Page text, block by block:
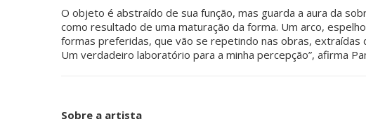
O objeto é abstraído de sua função, mas guarda a aura da
como resultado de uma maturação da forma. Um arco,
formas preferidas, que vão se repetindo nas obras,
Um verdadeiro laboratório para a minha percepção”, afirma
Sobre a artista